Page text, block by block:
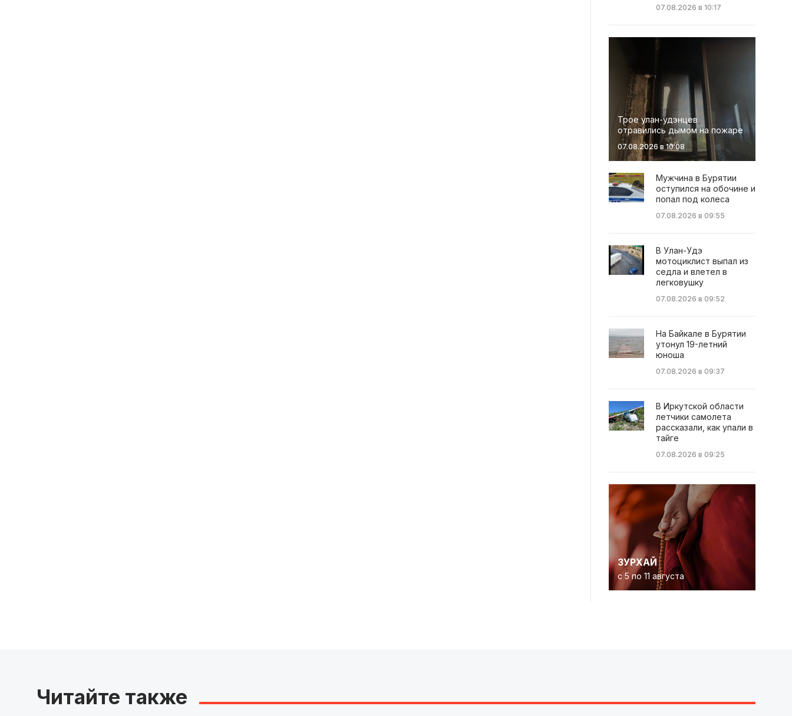
07.08.2026 в 10:17
Трое улан-удэнцев
отравились дымом на пожаре
07.08.2026 в 10:08
Мужчина в Бурятии
оступился на обочине и
попал под колеса
07.08.2026 в 09:55
В Улан-Удэ
мотоциклист выпал из
седла и влетел в
легковушку
07.08.2026 в 09:52
На Байкале в Бурятии
утонул 19-летний
юноша
07.08.2026 в 09:37
В Иркутской области
летчики самолета
рассказали, как упали в
тайге
07.08.2026 в 09:25
ЗУРХАЙ
с 5 по 11 августа
Читайте также